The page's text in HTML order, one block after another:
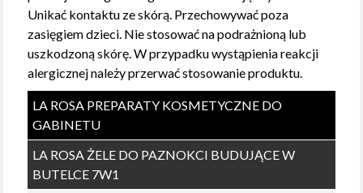
Unikać kontaktu ze skórą. Przechowywać poza
zasięgiem dzieci. Nie stosować na podrażnioną lub
uszkodzoną skórę. W przypadku wystąpienia reakcji
alergicznej należy przerwać stosowanie produktu.
LA ROSA PREPARATY KOSMETYCZNE DO
GABINETU
LA ROSA ŻELE DO PAZNOKCI BUDUJĄCE W
BUTELCE 7W1